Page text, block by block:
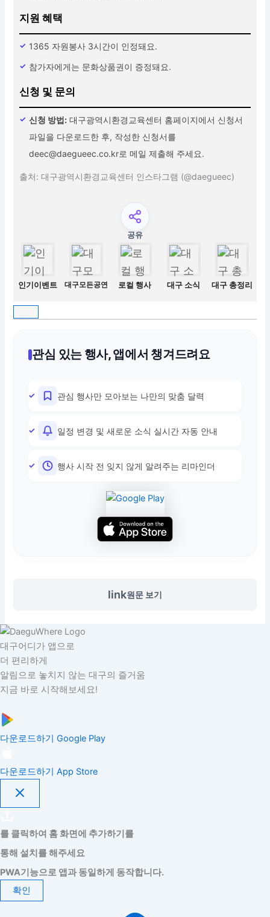
지원 혜택
1365 자원봉사 3시간이 인정돼요.
참가자에게는 문화상품권이 증정돼요.
신청 및 문의
신청 방법: 대구광역시환경교육센터 홈페이지에서 신청서
파일을 다운로드한 후, 작성한 신청서를
deec@daegueec.co.kr로 메일 제출해 주세요.
출처: 대구광역시환경교육센터 인스타그램 (@daegueec)
공유
인기이벤트 대구모든공연 로컬 행사 대구 소식 대구 총정리
관심 있는 행사, 앱에서 챙겨드려요
관심 행사만 모아보는 나만의 맞춤 달력
일정 변경 및 새로운 소식 실시간 자동 안내
행사 시작 전 잊지 않게 알려주는 리마인더
link원문 보기
대구어디가 앱으로
더 편리하게
알림으로 놓치지 않는 대구의 즐거움
지금 바로 시작해보세요!
다운로드하기 Google Play
다운로드하기 App Store
를 클릭하여 홈 화면에 추가하기를
통해 설치를 해주세요
PWA기능으로 앱과 동일하게 동작합니다.
확인